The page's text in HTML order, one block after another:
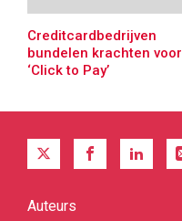
Creditcardbedrijven
bundelen krachten voor
‘Click to Pay’
Quick
Auteurs